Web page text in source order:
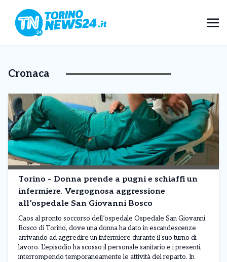
Cronaca
Torino – Donna prende a pugni e schiaffi un
infermiere. Vergognosa aggressione
all’ospedale San Giovanni Bosco
Caos al pronto soccorso dell’ospedale Ospedale San Giovanni
Bosco di Torino, dove una donna ha dato in escandescenze
arrivando ad aggredire un infermiere durante il suo turno di
lavoro. L’episodio ha scosso il personale sanitario e i presenti,
interrompendo temporaneamente le attività del reparto. In